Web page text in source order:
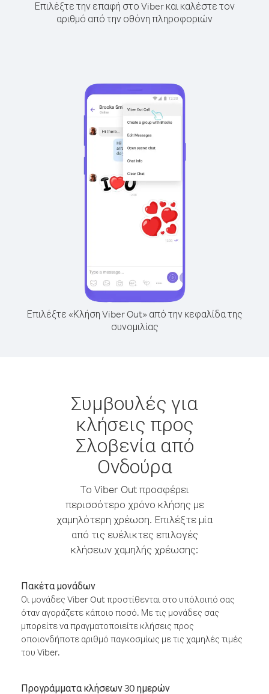
Επιλέξτε την επαφή στο Viber και καλέστε τον
αριθμό από την οθόνη πληροφοριών
Επιλέξτε «Κλήση Viber Out» από την κεφαλίδα της
συνομιλίας
Συμβουλές για
κλήσεις προς
Σλοβενία από
Ονδούρα
Το Viber Out προσφέρει
περισσότερο χρόνο κλήσης με
χαμηλότερη χρέωση. Επιλέξτε μία
από τις ευέλικτες επιλογές
κλήσεων χαμηλής χρέωσης:
Πακέτα μονάδων
Οι μονάδες Viber Out προστίθενται στο υπόλοιπό σας
όταν αγοράζετε κάποιο ποσό. Με τις μονάδες σας
μπορείτε να πραγματοποιείτε κλήσεις προς
οποιονδήποτε αριθμό παγκοσμίως με τις χαμηλές τιμές
του Viber.
Προγράμματα κλήσεων 30 ημερών